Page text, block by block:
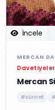
İncele
MERCAN
Mercan
#sünnet